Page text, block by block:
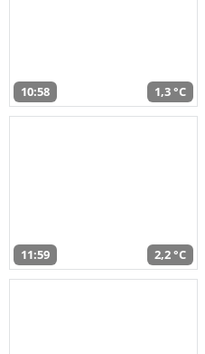
10:58 1,3 °C
11:59 2,2 °C